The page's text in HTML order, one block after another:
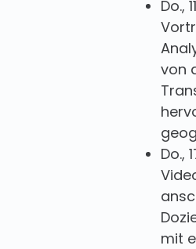
Do.,
von
Do.,
mit